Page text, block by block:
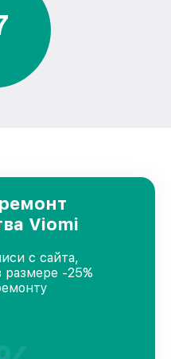
Viomi
с сайта,
размере -25%